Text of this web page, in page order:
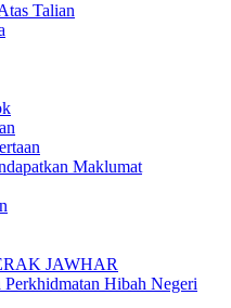
Talian
Maklumat
JAWHAR
Perkhidmatan Hibah Negeri